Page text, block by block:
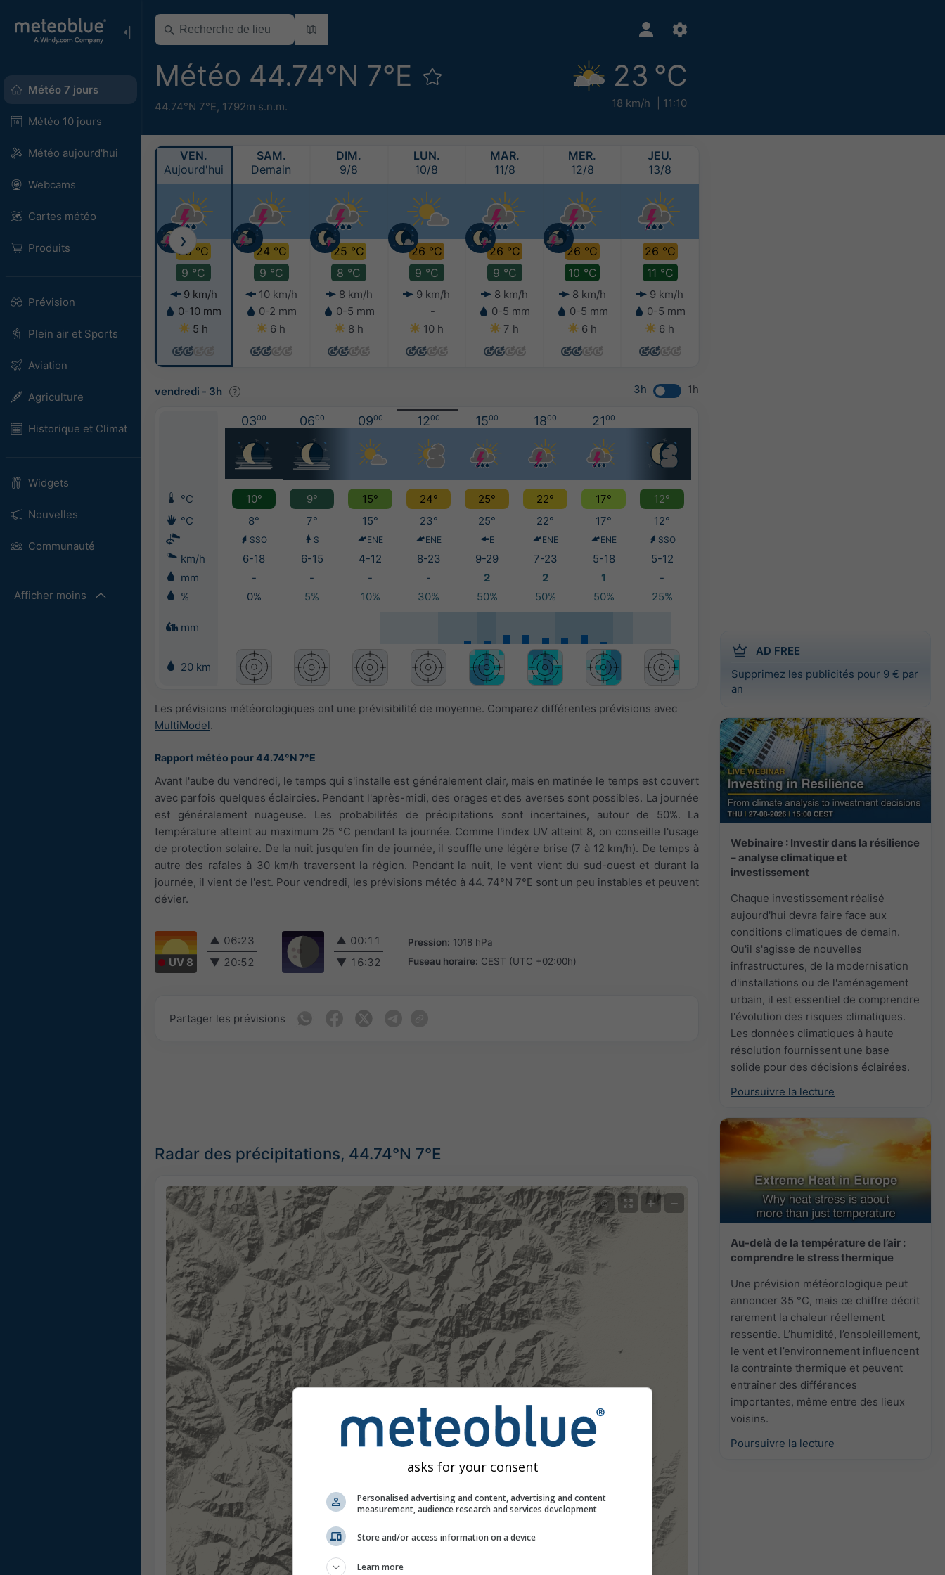
Météo 7 jours
Météo 10 jours
Météo aujourd'hui
Webcams
Cartes météo
Produits
Prévision
Plein air et Sports
Aviation
Agriculture
Historique et Climat
Widgets
Nouvelles
Communauté
Afficher moins
Météo 44.74°N 7°E
44.74°N 7°E, 1792m s.n.m.
23 °C
18 km/h 11:10
AD FREE
Supprimez les publicités pour 9 € par
an
Webinaire : Investir dans la résilience
– analyse climatique et
investissement
Chaque investissement réalisé
aujourd'hui devra faire face aux
conditions climatiques de demain.
Qu'il s'agisse de nouvelles
infrastructures, de la modernisation
d'installations ou de l'aménagement
urbain, il est essentiel de comprendre
l'évolution des risques climatiques.
Les données climatiques à haute
résolution fournissent une base
solide pour des décisions éclairées.
Poursuivre la lecture
Au-delà de la température de l’air :
comprendre le stress thermique
Une prévision météorologique peut
annoncer 35 °C, mais ce chiffre décrit
rarement la chaleur réellement
ressentie. L’humidité, l’ensoleillement,
le vent et l’environnement influencent
la contrainte thermique et peuvent
entraîner des différences
importantes, même entre des lieux
voisins.
Poursuivre la lecture
VEN.
Aujourd'hui
25 °C
9 °C
9 km/h
0-10 mm
5 h
SAM.
Demain
24 °C
9 °C
10 km/h
0-2 mm
6 h
DIM.
9/8
25 °C
8 °C
8 km/h
0-5 mm
8 h
LUN.
10/8
26 °C
9 °C
9 km/h
-
10 h
MAR.
11/8
26 °C
9 °C
8 km/h
0-5 mm
7 h
MER.
12/8
26 °C
10 °C
8 km/h
0-5 mm
6 h
JEU.
13/8
26 °C
11 °C
9 km/h
0-5 mm
6 h
❯
vendredi - 3h 3h 1h
0300 0600 0900 1200 1500 1800 2100
°C 10° 9° 15° 24° 25° 22° 17°
12°
°C
8° 7° 15° 23° 25° 22° 17° 12°
SSO S ENE ENE E ENE ENE SSO
km/h 6-18 6-15 4-12 8-23 9-29 7-23 5-18
5-12
mm
- - - - 2 2 1
-
%
0% 5% 10% 30% 50% 50% 50% 25%
mm
20 km
Les prévisions météorologiques ont une prévisibilité de moyenne. Comparez différentes prévisions avec
MultiModel.
Rapport météo pour 44.74°N 7°E
Avant l'aube du vendredi, le temps qui s'installe est généralement clair, mais en matinée le temps est couvert
avec parfois quelques éclaircies. Pendant l'après-midi, des orages et des averses sont possibles. La journée
est généralement nuageuse. Les probabilités de précipitations sont incertaines, autour de 50%. La
température atteint au maximum 25 °C pendant la journée. Comme l'index UV atteint 8, on conseille l'usage
de protection solaire. De la nuit jusqu'en fin de journée, il souffle une légère brise (7 à 12 km/h). De temps à
autre des rafales à 30 km/h traversent la région. Pendant la nuit, le vent vient du sud-ouest et durant la
journée, il vient de l'est. Pour vendredi, les prévisions météo à 44. 74°N 7°E sont un peu instables et peuvent
dévier.
UV 8
▲ 06:23
▼ 20:52
▲ 00:11
▼ 16:32
Pression: 1018 hPa
Fuseau horaire: CEST (UTC +02:00h)
Partager les prévisions
Radar des précipitations, 44.74°N 7°E
© + −
asks for your consent
Personalised advertising and content, advertising and content
measurement, audience research and services development
Store and/or access information on a device
Learn more